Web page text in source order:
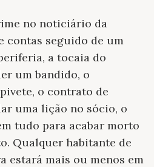
no noticiário da
contas seguido de um
a tocaia do
um bandido, o
o contrato de
uma lição no sócio, o
tudo para acabar morto
Qualquer habitante de
estará mais ou menos em